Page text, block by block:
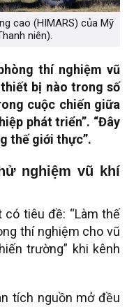
cao (HIMARS) của Mỹ
niên).
thí nghiệm vũ
bị nào trong số
cuộc chiến giữa
phát triển”. “Đây
thế giới thực”.
nghiệm vũ khí
có tiêu đề: “Làm thế
thí nghiệm cho vũ
trường” khi kênh
tích nguồn mở đều